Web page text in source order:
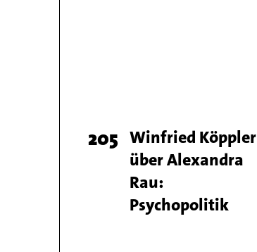
Page
number
205 Titel
Winfried Köppler
über Alexandra
Rau:
Psychopolitik